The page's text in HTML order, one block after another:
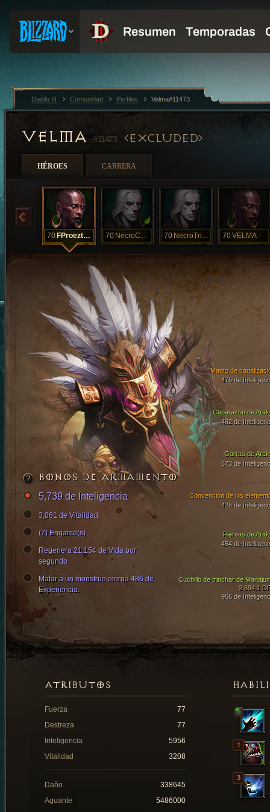
VELMA#11473 EXCLUDED
HÉROES CARRERA
70 FProezteoi 70 NecroCansado 70 NecroTriOito 70VELMA
Caparazón de
462 de
Garras de
673 de
Manto de
476 de
Piernas de
454 de
Cuchillo de trinchar de
2,894.1
966 de
Convención de los
428 de
BONOS DE ARMAMENTO
5,739 de Inteligencia
3,061 de Vitalidad
(7) Engarce(s)
Regenera 21,154 de Vida por
segundo
Matar a un monstruo otorga 486 de
Experiencia.
ATRIBUTOS
Fuerza
77
Destreza
77
Inteligencia
5956
Vitalidad
3208
Daño
338645
Aguante
5486000
Diablo III Comunidad Perfiles Velma#11473